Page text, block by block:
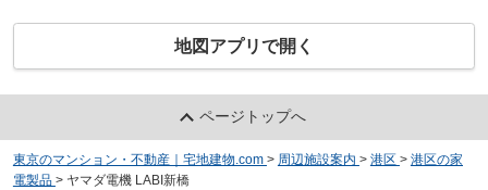
地図アプリで開く
ページトップへ
東京のマンション・不動産｜宅地建物.com > 周辺施設案内 > 港区 > 港区の家
電製品 > ヤマダ電機 LABI新橋